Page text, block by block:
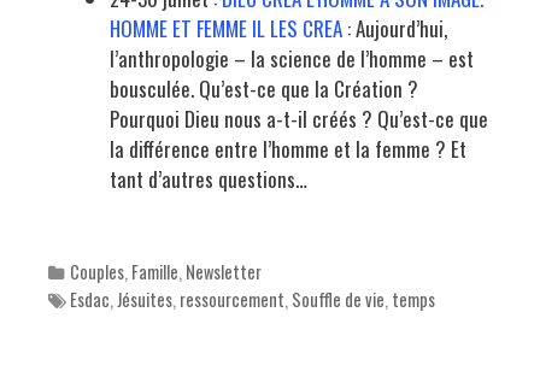
HOMME ET FEMME IL LES CREA : Aujourd’hui,
l’anthropologie – la science de l’homme – est
bousculée. Qu’est-ce que la Création ?
Pourquoi Dieu nous a-t-il créés ? Qu’est-ce que
la différence entre l’homme et la femme ? Et
tant d’autres questions…
Categories
Couples,Famille,Newsletter
Tags
Esdac,Jésuites,ressourcement,Souffle de vie,temps